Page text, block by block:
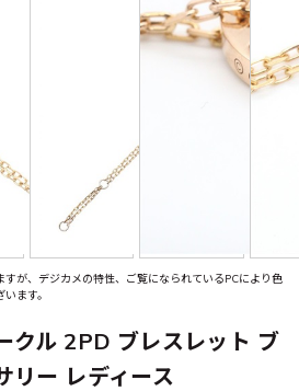
が、デジカメの特性、ご覧になられているPCにより色
ます。
クル 2PD ブレスレット ブ
リー レディース